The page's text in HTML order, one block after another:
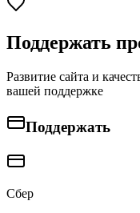
Поддержать
Развитие сайта и
вашей поддержке
Поддержать
Сбер